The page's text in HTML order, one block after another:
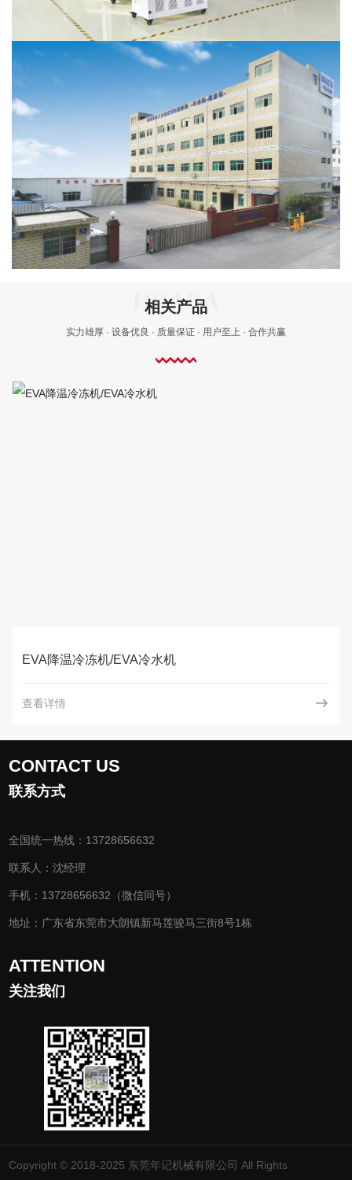
相关产品
实力雄厚 · 设备优良 · 质量保证 · 用户至上 · 合作共赢
EVA降温冷冻机/EVA冷水机
查看详情
CONTACT US
联系方式
全国统一热线：13728656632
联系人：沈经理
手机：13728656632（微信同号）
地址：广东省东莞市大朗镇新马莲骏马三街8号1栋
ATTENTION
关注我们
Copyright © 2018-2025 东莞年记机械有限公司 All Rights